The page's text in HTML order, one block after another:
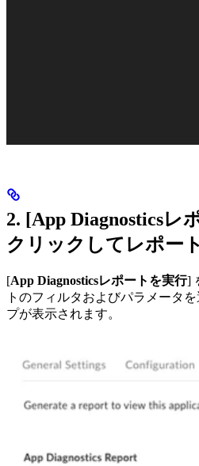
2. [App Diagnosticsレ
クリックしてレポー
[App Diagnosticsレポートを実行]
トのフィルタおよびパラメータ
プが表示されます。